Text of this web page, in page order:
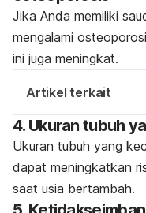
Jika Anda memiliki
mengalami
ini juga meningkat.
Artikel terkait
4. Ukuran tubuh
Ukuran tubuh yang
dapat meningkatkan
saat usia bertambah.